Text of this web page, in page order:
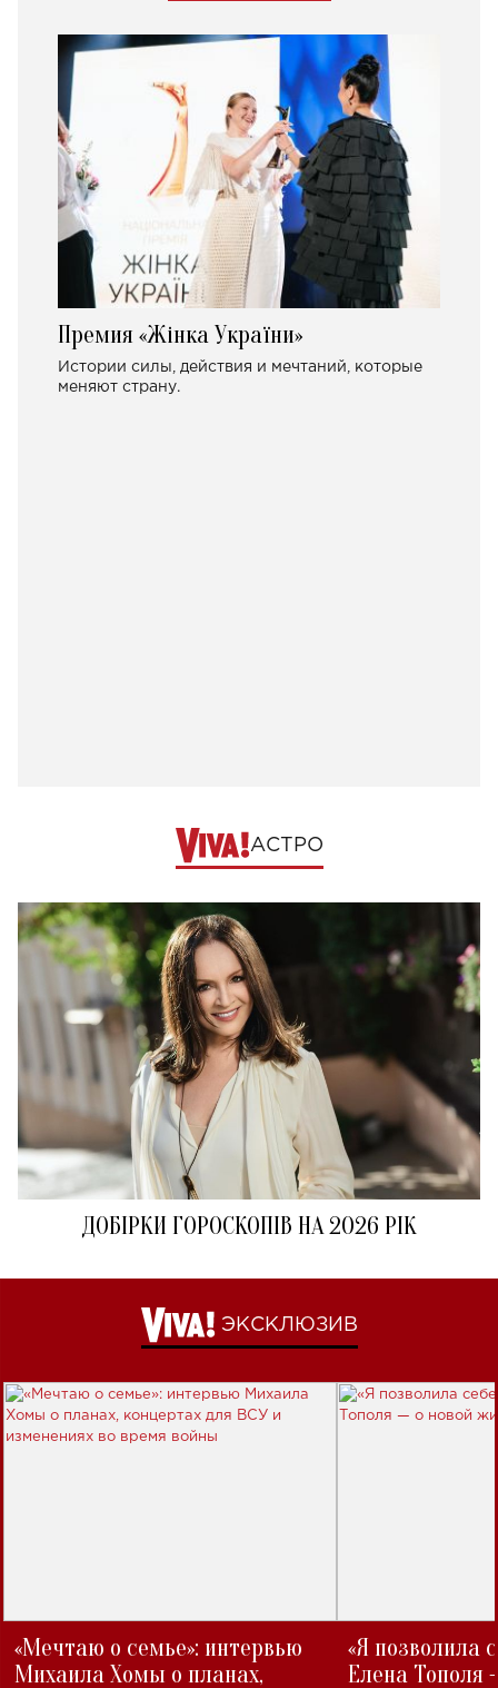
Премия «Жінка України»
Истории силы, действия и мечтаний, которые
меняют страну.
АСТРО
ДОБІРКИ ГОРОСКОПІВ НА 2026 РІК
ЭКСКЛЮЗИВ
«Мечтаю о семье»: интервью
Михаила Хомы о планах,
«Я позволила
Елена Тополя